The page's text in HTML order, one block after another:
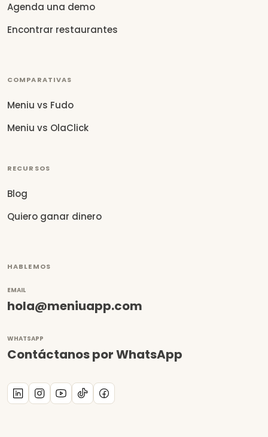
Agenda una demo
Encontrar restaurantes
COMPARATIVAS
Meniu vs Fudo
Meniu vs OlaClick
RECURSOS
Blog
Quiero ganar dinero
HABLEMOS
EMAIL
hola@meniuapp.com
WHATSAPP
Contáctanos por WhatsApp